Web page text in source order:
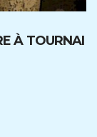
À TOURNAI